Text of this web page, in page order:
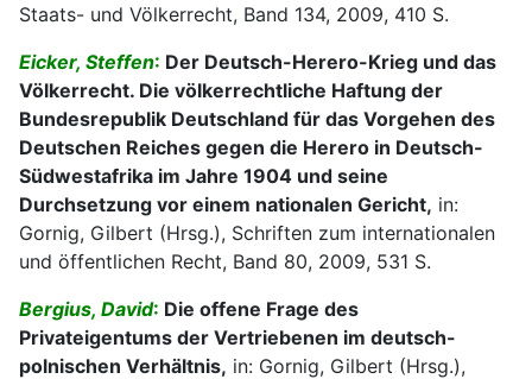
Staats- und Völkerrecht, Band 134, 2009, 410 S.
Eicker, Steffen: Der Deutsch-Herero-Krieg und das
Völkerrecht. Die völkerrechtliche Haftung der
Bundesrepublik Deutschland für das Vorgehen des
Deutschen Reiches gegen die Herero in Deutsch-
Südwestafrika im Jahre 1904 und seine
Durchsetzung vor einem nationalen Gericht, in:
Gornig, Gilbert (Hrsg.), Schriften zum internationalen
und öffentlichen Recht, Band 80, 2009, 531 S.
Bergius, David: Die offene Frage des
Privateigentums der Vertriebenen im deutsch-
polnischen Verhältnis, in: Gornig, Gilbert (Hrsg.),